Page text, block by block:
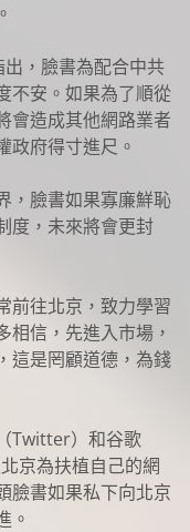
，臉書為配合中共
不安。如果為了順從
會造成其他網路業者
政府得寸進尺。
，臉書如果寡廉鮮恥
度，未來將會更封
前往北京，致力學習
相信，先進入市場，
這是罔顧道德，為錢
Twitter）和谷歌
京為扶植自己的網
臉書如果私下向北京
。